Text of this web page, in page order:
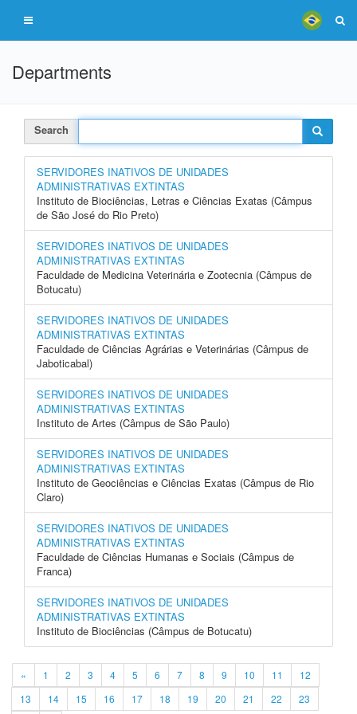
Departments
Search
SERVIDORES INATIVOS DE UNIDADES
ADMINISTRATIVAS EXTINTAS
Instituto de Biociências, Letras e Ciências Exatas (Câmpus
de São José do Rio Preto)
SERVIDORES INATIVOS DE UNIDADES
ADMINISTRATIVAS EXTINTAS
Faculdade de Medicina Veterinária e Zootecnia (Câmpus de
Botucatu)
SERVIDORES INATIVOS DE UNIDADES
ADMINISTRATIVAS EXTINTAS
Faculdade de Ciências Agrárias e Veterinárias (Câmpus de
Jaboticabal)
SERVIDORES INATIVOS DE UNIDADES
ADMINISTRATIVAS EXTINTAS
Instituto de Artes (Câmpus de São Paulo)
SERVIDORES INATIVOS DE UNIDADES
ADMINISTRATIVAS EXTINTAS
Instituto de Geociências e Ciências Exatas (Câmpus de Rio
Claro)
SERVIDORES INATIVOS DE UNIDADES
ADMINISTRATIVAS EXTINTAS
Faculdade de Ciências Humanas e Sociais (Câmpus de
Franca)
SERVIDORES INATIVOS DE UNIDADES
ADMINISTRATIVAS EXTINTAS
Instituto de Biociências (Câmpus de Botucatu)
« 1 2 3 4 5 6 7 8 9 10 11
12
13
14 15 16 17 18 19 20 21 22 23